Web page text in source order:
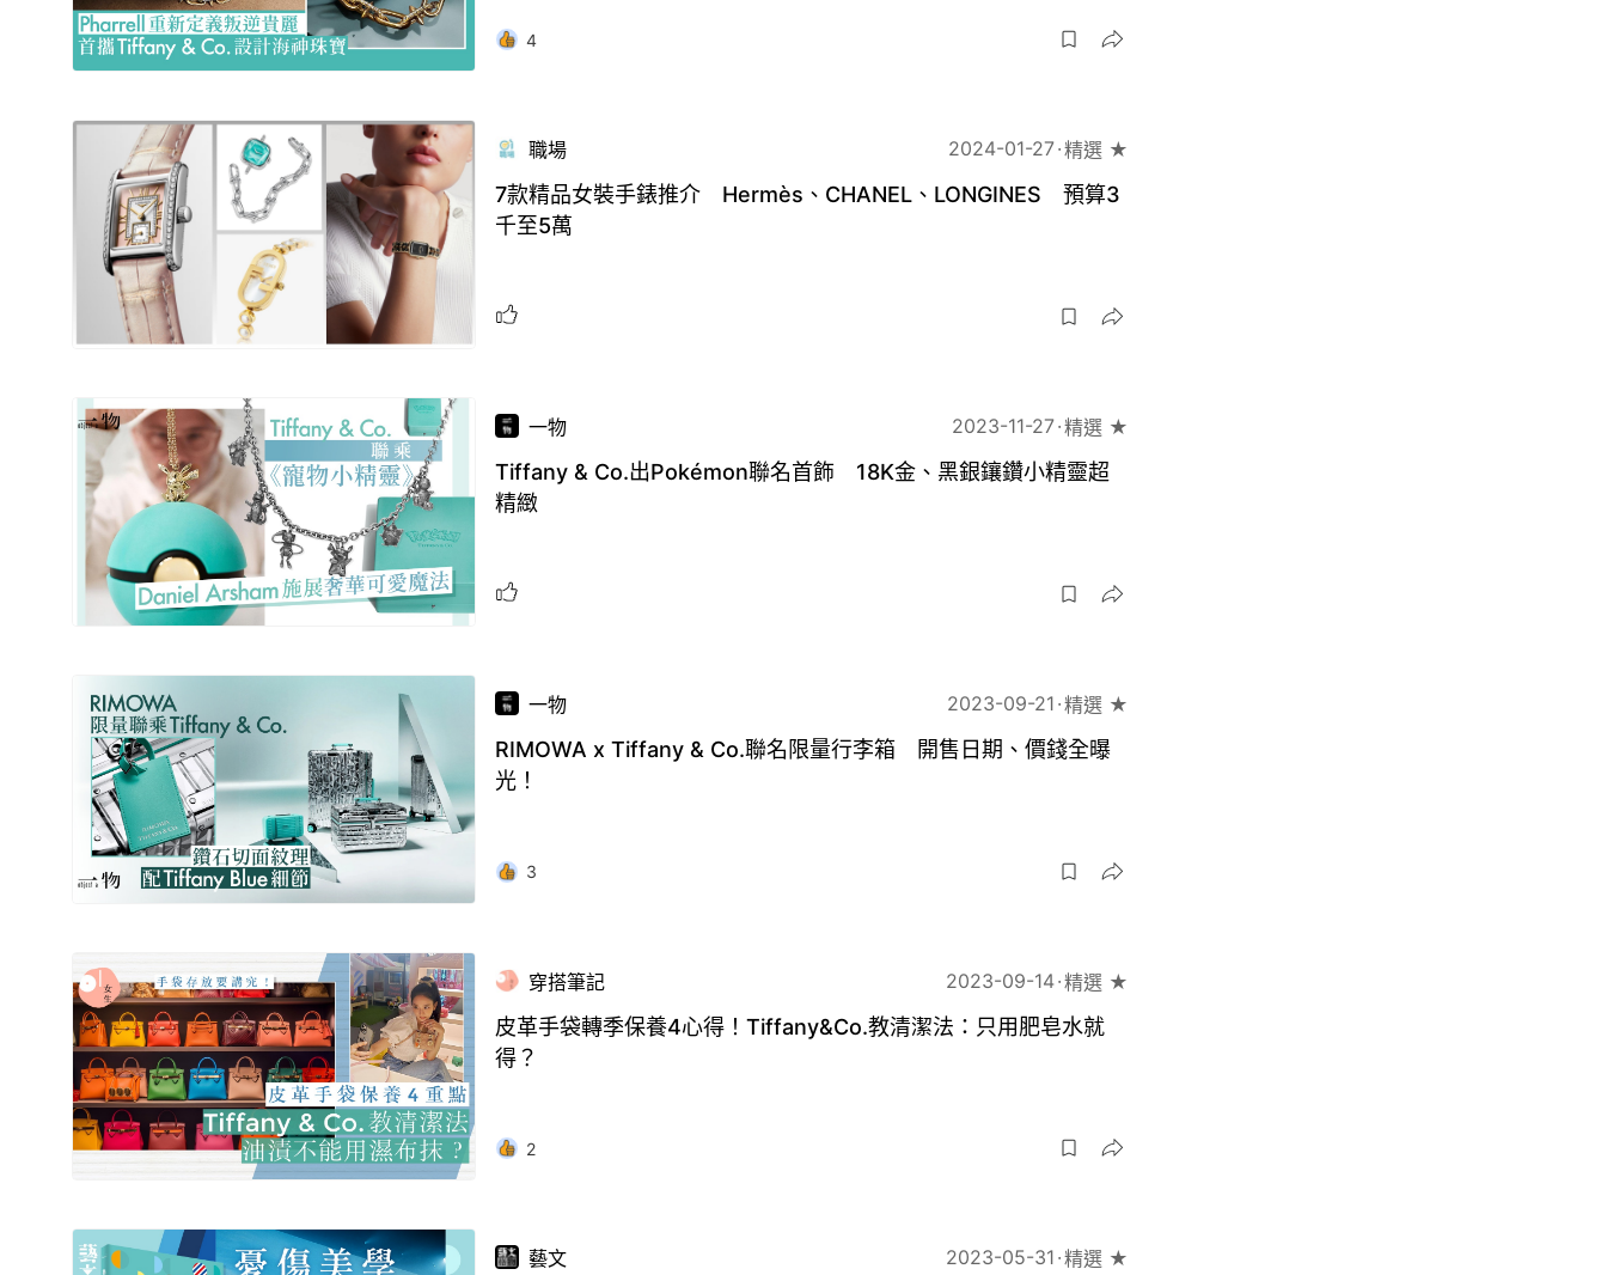
4
職場 2024-01-27 精選 ★
7款精品女裝手錶推介 Hermès、CHANEL、LONGINES 預算3
千至5萬
一物 2023-11-27 精選 ★
Tiffany & Co.出Pokémon聯名首飾 18K金、黑銀鑲鑽小精靈超
精緻
一物 2023-09-21 精選 ★
RIMOWA x Tiffany & Co.聯名限量行李箱 開售日期、價錢全曝
光！
3
穿搭筆記 2023-09-14 精選 ★
皮革手袋轉季保養4心得！Tiffany&Co.教清潔法：只用肥皂水就
得？
2
藝文 2023-05-31 精選 ★